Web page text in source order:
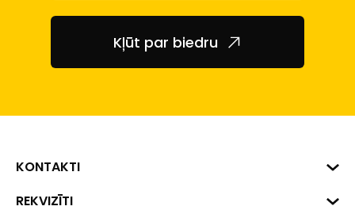
Kļūt par biedru
KONTAKTI
Biznesa centrs "VERDE" Roberta
REKVIZĪTI